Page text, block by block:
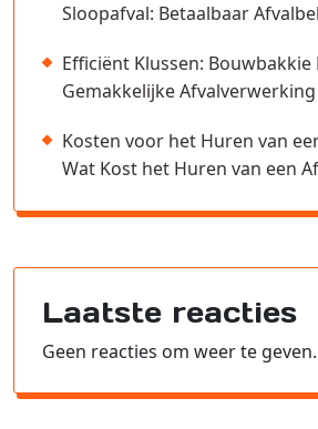
Sloopafval: Betaalbaar
Efficiënt Klussen:
Gemakkelijke Afvalverwerking
Kosten voor het Huren van
Wat Kost het Huren van een
Laatste reacties
Geen reacties om weer te geven.